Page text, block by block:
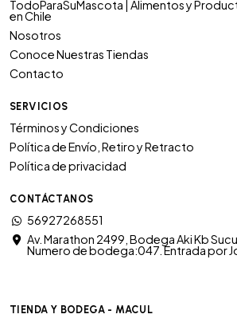
TodoParaSuMascota | Alimentos y
en Chile
Nosotros
Conoce Nuestras Tiendas
Contacto
SERVICIOS
Términos y Condiciones
Política de Envío, Retiro y Retracto
Política de privacidad
CONTÁCTANOS
56927268551
Av. Marathon 2499, Bodega Aki Kb
Numero de bodega:047. Entrada por
TIENDA Y BODEGA - MACUL